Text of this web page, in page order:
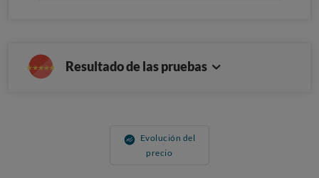
Resultado de las pruebas
Evolución del
precio